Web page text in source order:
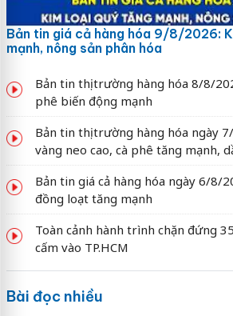
Bản tin giá cả hàng hóa 9/8/2026:
mạnh, nông sản phân hóa
Bản tin thị trường hàng hóa 8/8/
phê biến động mạnh
Bản tin thị trường hàng hóa ngày
vàng neo cao, cà phê tăng mạnh,
Bản tin giá cả hàng hóa ngày 6/8/
đồng loạt tăng mạnh
Toàn cảnh hành trình chặn đứng
cấm vào TP.HCM
Bài đọc nhiều